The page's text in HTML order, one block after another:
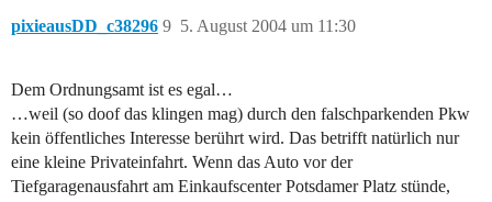
pixieausDD_c38296 5. August 2004 um 11:30
9
Dem Ordnungsamt ist es egal…
…weil (so doof das klingen mag) durch den falschparkenden Pkw
kein öffentliches Interesse berührt wird. Das betrifft natürlich nur
eine kleine Privateinfahrt. Wenn das Auto vor der
Tiefgaragenausfahrt am Einkaufscenter Potsdamer Platz stünde,